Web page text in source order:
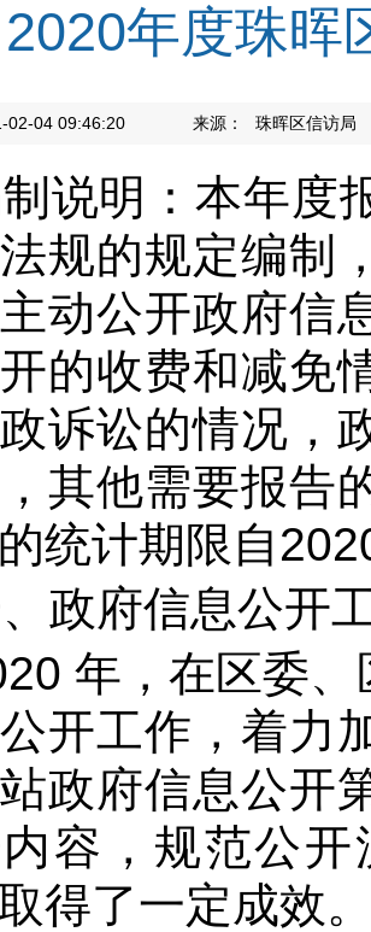
2020年度珠晖
02-04 09:46:20 来源： 珠晖区信访局
说明：本年度
规的规定编制
动公开政府信
的收费和减免
诉讼的情况 ，
其他需要报告
统计期限自
政府信息公开
年 ， 在区委、
开工作 ，着力
政府信息公开
容 ， 规范公开
得了一定成效